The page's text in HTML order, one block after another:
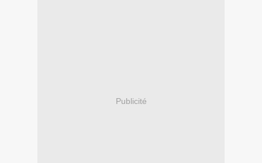
Publicité